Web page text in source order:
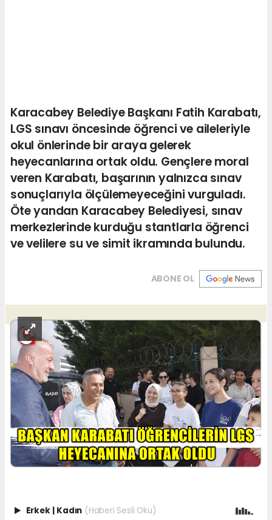
Karacabey Belediye Başkanı Fatih Karabatı,
LGS sınavı öncesinde öğrenci ve aileleriyle
okul önlerinde bir araya gelerek
heyecanlarına ortak oldu. Gençlere moral
veren Karabatı, başarının yalnızca sınav
sonuçlarıyla ölçülemeyeceğini vurguladı.
Öte yandan Karacabey Belediyesi, sınav
merkezlerinde kurduğu stantlarla öğrenci
ve velilere su ve simit ikramında bulundu.
ABONE OL
Erkek | Kadın (Haberi Sesli Oku)